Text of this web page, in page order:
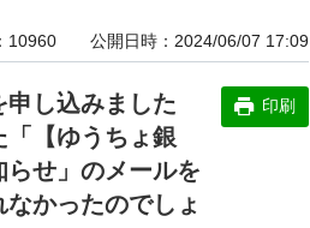
10960 公開日時 2024/06/07 17:09
し込みました
【ゆうちょ銀
せ」のメールを
かったのでしょ
印刷